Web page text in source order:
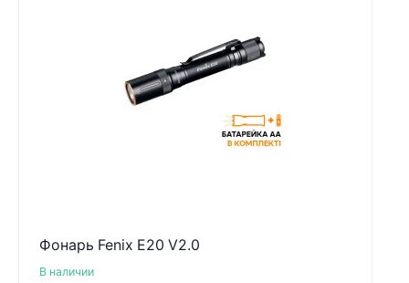
Фонарь Fenix E20 V2.0
В наличии